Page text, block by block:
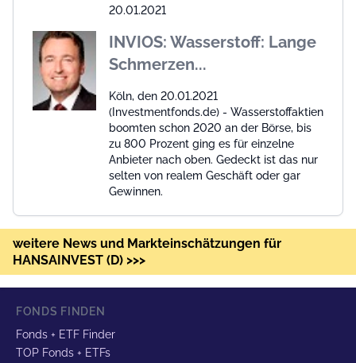
20.01.2021
INVIOS: Wasserstoff: Lange
Schmerzen...
Köln, den 20.01.2021
(Investmentfonds.de) - Wasserstoffaktien
boomten schon 2020 an der Börse, bis
zu 800 Prozent ging es für einzelne
Anbieter nach oben. Gedeckt ist das nur
selten von realem Geschäft oder gar
Gewinnen.
weitere News und Markteinschätzungen für
HANSAINVEST (D) >>>
FONDS FINDEN
Fonds + ETF Finder
TOP Fonds + ETFs